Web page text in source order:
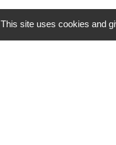
This site uses cookies and